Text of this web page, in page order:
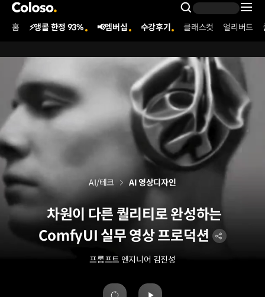
콜로소
Search
Coloso Menu
홈 ⚡앵콜 한정 93% 📢멤버십 수강후기 클래스컷 얼리버드
차원이 다른 퀄리티로 완성하는
ComfyUI 실무 영상 프로덕션
프롬프트 엔지니어 김진성
AI/테크 AI 영상디자인